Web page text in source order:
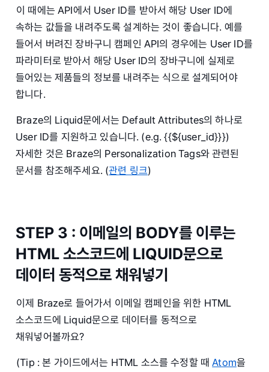
이 때에는 API에서 User ID를 받아서 해당 User ID에
속하는 값들을 내려주도록 설계하는 것이 좋습니다. 예를
들어서 버려진 장바구니 캠페인 API의 경우에는 User ID를
파라미터로 받아서 해당 User ID의 장바구니에 실제로
들어있는 제품들의 정보를 내려주는 식으로 설계되어야
합니다.
Braze의 Liquid문에서는 Default Attributes의 하나로
User ID를 지원하고 있습니다. (e.g. {{${user_id}}})
자세한 것은 Braze의 Personalization Tags와 관련된
문서를 참조해주세요. (관련 링크)
STEP 3 : 이메일의 BODY를 이루는
HTML 소스코드에 LIQUID문으로
데이터 동적으로 채워넣기
이제 Braze로 들어가서 이메일 캠페인을 위한 HTML
소스코드에 Liquid문으로 데이터를 동적으로
채워넣어볼까요?
(Tip : 본 가이드에서는 HTML 소스를 수정할 때Atom을